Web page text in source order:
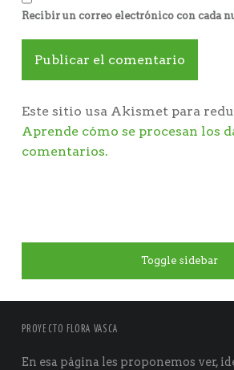
Recibir un correo electrónico con cada
Este sitio usa Akismet para
Aprende cómo se procesan los
comentarios.
Toggle sidebar
PROYECTO FLORA VASCA
En esa página les proponemos ver,